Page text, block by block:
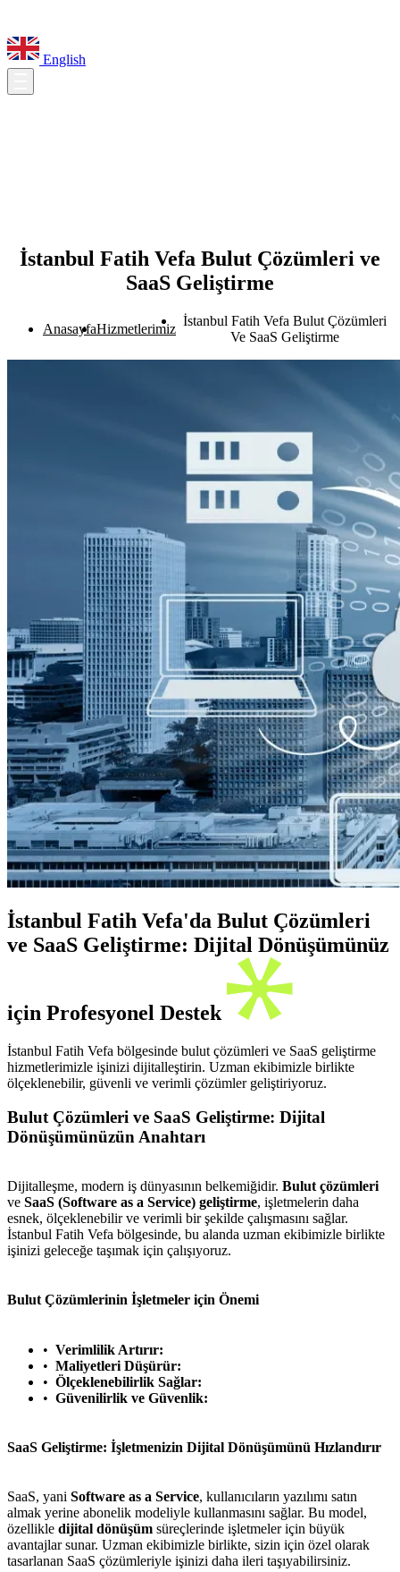
English
İstanbul Fatih Vefa Bulut Çözümleri ve
SaaS Geliştirme
AnasayfaHizmetlerimiz
İstanbul Fatih Vefa Bulut Çözümleri
Ve SaaS Geliştirme
İstanbul Fatih Vefa'da Bulut Çözümleri
ve SaaS Geliştirme: Dijital Dönüşümünüz
için Profesyonel Destek
İstanbul Fatih Vefa bölgesinde bulut çözümleri ve SaaS geliştirme
hizmetlerimizle işinizi dijitalleştirin. Uzman ekibimizle birlikte
ölçeklenebilir, güvenli ve verimli çözümler geliştiriyoruz.
Bulut Çözümleri ve SaaS Geliştirme: Dijital
Dönüşümünüzün Anahtarı
Dijitalleşme, modern iş dünyasının belkemiğidir. Bulut çözümleri
ve SaaS (Software as a Service) geliştirme, işletmelerin daha
esnek, ölçeklenebilir ve verimli bir şekilde çalışmasını sağlar.
İstanbul Fatih Vefa bölgesinde, bu alanda uzman ekibimizle birlikte
işinizi geleceğe taşımak için çalışıyoruz.
Bulut Çözümlerinin İşletmeler için Önemi
Verimlilik Artırır:
Maliyetleri Düşürür:
Ölçeklenebilirlik Sağlar:
Güvenilirlik ve Güvenlik:
SaaS Geliştirme: İşletmenizin Dijital Dönüşümünü Hızlandırır
SaaS, yani Software as a Service, kullanıcıların yazılımı satın
almak yerine abonelik modeliyle kullanmasını sağlar. Bu model,
özellikle dijital dönüşüm süreçlerinde işletmeler için büyük
avantajlar sunar. Uzman ekibimizle birlikte, sizin için özel olarak
tasarlanan SaaS çözümleriyle işinizi daha ileri taşıyabilirsiniz.